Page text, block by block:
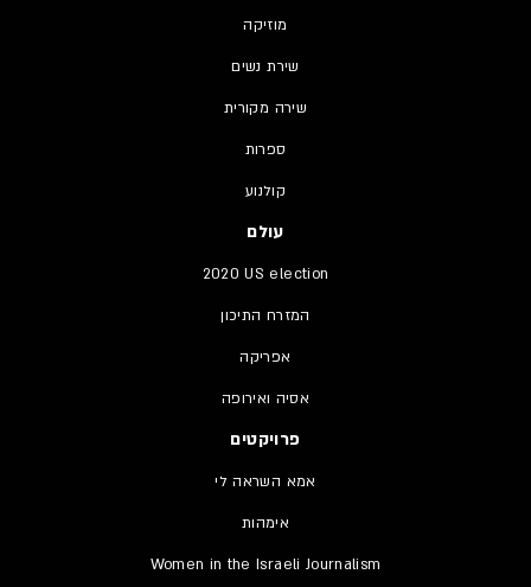
מוזיקה
שירת נשים
שירה מקורית
ספרות
קולנוע
עולם
2020 US election
המזרח התיכון
אפריקה
אסיה ואירופה
פרויקטים
אמא השראה לי
אימהות
Women in the Israeli Journalism